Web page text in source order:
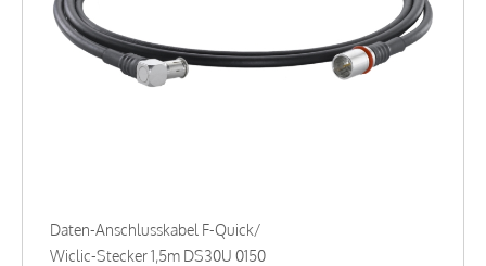
Daten-Anschlusskabel F-Quick/
Wiclic-Stecker 1,5m DS30U 0150